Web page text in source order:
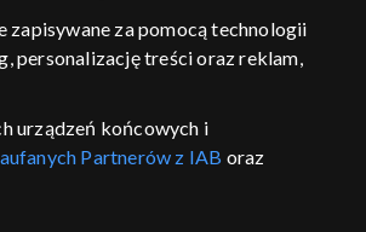
zapisywane za pomocą technologii
personalizację treści oraz reklam,
urządzeń końcowych i
Partnerów z IAB oraz
treści, pomiaru